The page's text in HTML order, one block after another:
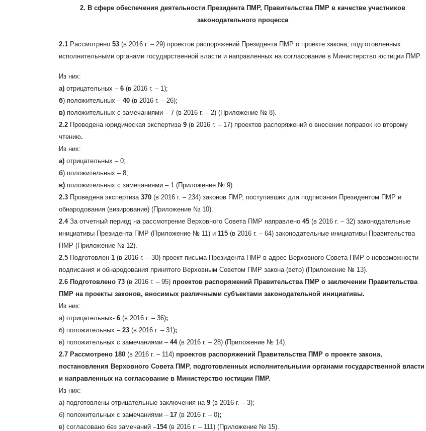
2. В сфере обеспечения деятельности Президента ПМР, Правительства ПМР в качестве участников
законодательного процесса
2.1 Рассмотрено 53 (в 2016 г. – 29) проектов распоряжений Президента ПМР о проекте закона, подготовленных
исполнительными органами государственной власти и направленных на согласование в Министерство юстиции ПМР.
Из них:
а) отрицательных – 6 (в 2016 г. – 1);
б) положительных – 40 (в 2016 г. – 26);
в) положительных с замечаниями – 7 (в 2016 г. – 2) (Приложение № 8).
2.2 Проведена юридическая экспертиза 9 (в 2016 г. – 17) проектов распоряжений о внесении поправок ко второму
чтению.
Из них:
а) отрицательных – 0;
б) положительных – 8;
в) положительных с замечаниями – 1 (Приложение № 9).
2.3 Проведена экспертиза 370 (в 2016 г. – 234) законов ПМР, поступивших для подписания Президентом ПМР и
обнародования (визирование) (Приложение № 10).
2.4 За отчетный период на рассмотрение Верховного Совета ПМР направлено 45 (в 2016 г. – 32) законодательные
инициативы Президента ПМР (Приложение № 11) и 115 (в 2016 г. – 64) законодательные инициативы Правительства
ПМР (Приложение № 12).
2.5 Подготовлен 1 (в 2016 г. – 30) проект письма Президента ПМР в адрес Верховного Совета ПМР о невозможности
подписания и обнародования принятого Верховным Советом ПМР закона (вето) (Приложение № 13).
2.6 Подготовлено 73 (в 2016 г. – 95) проектов распоряжений Правительства ПМР о заключении Правительства
ПМР на проекты законов, вносимых различными субъектами законодательной инициативы.
Из них:
а) отрицательных- 6 (в 2016 г. – 36);
б) положительных – 23 (в 2016 г. – 31);
в) положительных с замечаниями – 44(в 2016 г. – 28) (Приложение № 14).
2.7 Рассмотрено 180 (в 2016 г. – 114) проектов распоряжений Правительства ПМР о проекте закона,
постановления Верховного Совета ПМР, подготовленных исполнительными органами государственной власти
и направленных на согласование в Министерство юстиции ПМР.
Из них:
а) подготовлены отрицательные заключения на 9 (в 2016 г. – 3);
б) положительных с замечаниями – 17 (в 2016 г. – 0);
в) согласовано без замечаний –154(в 2016 г. – 111) (Приложение № 15).